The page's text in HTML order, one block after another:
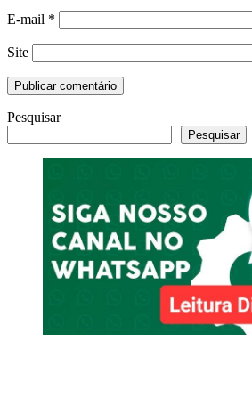
E-mail *
Site
Pesquisar
Pesquisar